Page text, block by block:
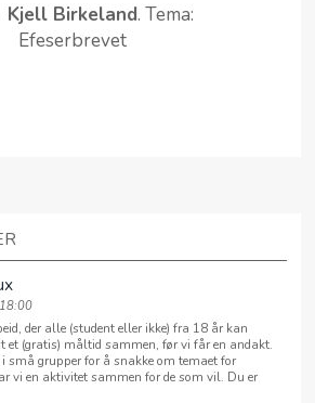
Kjell Birkeland. Tema:
Efeserbrevet
der alle (student eller ikke) fra 18 år kan
et (gratis) måltid sammen, før vi får en andakt.
små grupper for å snakke om temaet for
vi en aktivitet sammen for de som vil. Du er